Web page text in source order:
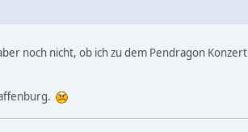
noch nicht, ob ich zu dem Pendragon Konzert